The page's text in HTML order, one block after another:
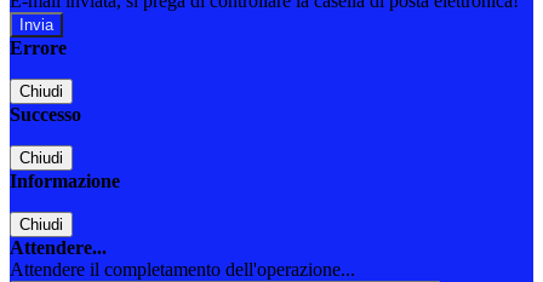
Errore
Chiudi
Successo
Chiudi
Informazione
Chiudi
Attendere...
Attendere il completamento dell'operazione...